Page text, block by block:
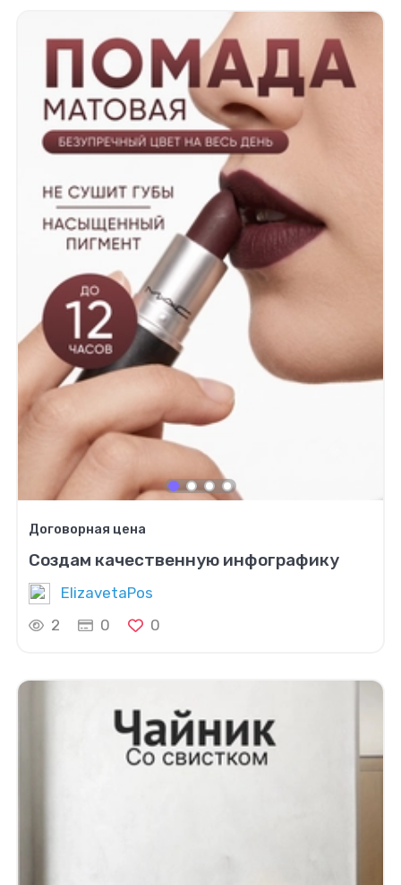
Договорная цена
Создам качественную инфографику
ElizavetaPos
2
0 0